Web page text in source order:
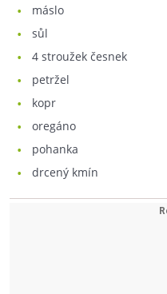
máslo
sůl
4 stroužek česnek
petržel
kopr
oregáno
pohanka
drcený kmín